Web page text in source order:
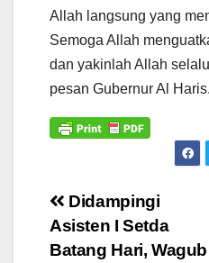
Allah langsung yang
Semoga Allah
dan yakinlah Allah
pesan Gubernur Al
Navigasi
pos
Didampingi
Asisten I Setda
Batang Hari, Wagub